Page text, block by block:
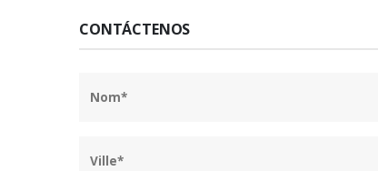
CONTÁCTENOS